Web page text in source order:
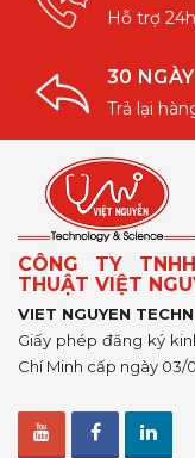
Hỗ trợ
30
Trả lại
CÔNG TY
THUẬT VIỆT
VIET NGUYEN
Giấy phép đăng ký
Chí Minh cấp ngày 03/